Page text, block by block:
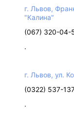
г. Львов,
"Калина"
(067) 320-04-
.
г. Львов, ул.
(0322) 537-
.